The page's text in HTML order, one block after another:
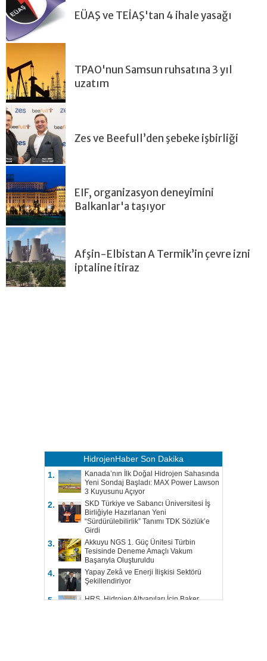
EÜAŞ ve TEİAŞ'tan 4 ihale yasağı
TPAO'nun Samsun ruhsatına 3 yıl
uzatım
Zes ve Beefull’den şebeke işbirliği
EIF, organizasyon deneyimini
Balkanlar'a taşıyor
Afşin-Elbistan A Termik’in çevre izni
iptaline itiraz
HidrojenHaber Son Dakika
1.
Kanada’nın İlk Doğal Hidrojen Sahasında
Yeni Sondaj Başladı: MAX Power Lawson
3 Kuyusunu Açıyor
2.
SKD Türkiye ve Sabancı Üniversitesi İş
Birliğiyle Hazırlanan Yeni
“Sürdürülebilirlik” Tanımı TDK Sözlük’e
Girdi
3.
Akkuyu NGS 1. Güç Ünitesi Türbin
Tesisinde Deneme Amaçlı Vakum
Başarıyla Oluşturuldu
4.
Yapay Zekâ ve Enerji İlişkisi Sektörü
Şekillendiriyor
5.
HRS, Hidrojen Altyapıları İçin Baker